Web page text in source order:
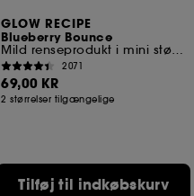
GLOW RECIPE
Blueberry Bounce
Mild renseprodukt i mini størrelse
2071
69,00 KR
2 størrelser tilgængelige
Tilføj til indkøbskurv